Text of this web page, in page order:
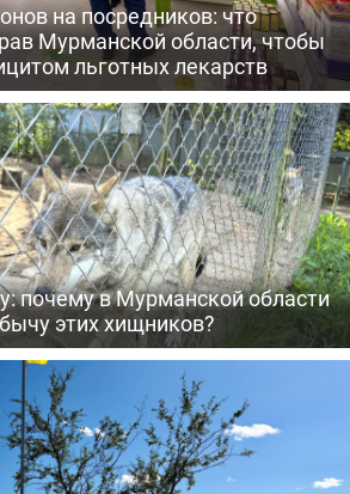
на посредников: что
Мурманской области, чтобы
льготных лекарств
почему в Мурманской области
этих хищников?